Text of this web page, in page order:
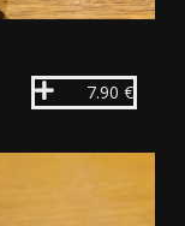
7.90 €